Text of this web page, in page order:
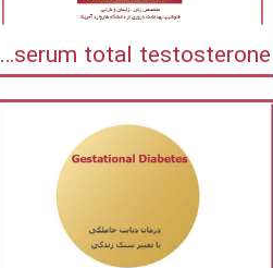
the association between serum total testosterone